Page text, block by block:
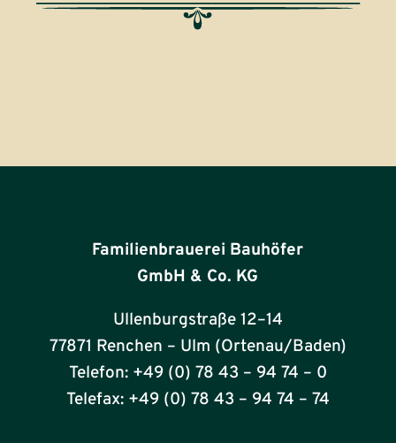
Familienbrauerei Bauhöfer
GmbH & Co. KG
Ullenburgstraße 12–14
77871 Renchen – Ulm (Ortenau/Baden)
Telefon: +49 (0) 78 43 – 94 74 – 0
Telefax: +49 (0) 78 43 – 94 74 – 74